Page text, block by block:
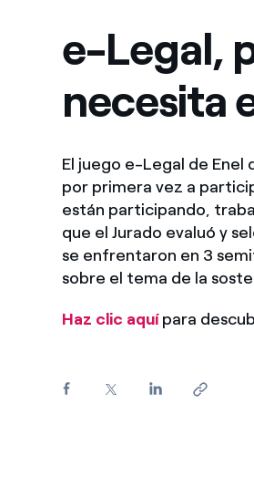
Innovability® para impulsar el futuro
Maximizamos la creación de valor
relación con nuestros proveedores
La plataforma de conocimiento
Apoyamos las iniciativas de las ONG
Formas de denunciar por infracción
políticas
e-Legal,
necesita
El juego e-Legal de
por primera vez a
están participando,
que el Jurado evaluó y
se enfrentaron en 3
sobre el tema de la
Haz clic aquípara